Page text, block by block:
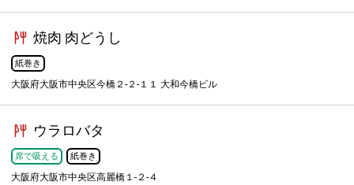
焼肉 肉どうし
紙巻き
大阪府大阪市中央区今橋２-２-１１ 大和今橋ビル
ウラロバタ
席で吸える 紙巻き
大阪府大阪市中央区高麗橋１-２-４